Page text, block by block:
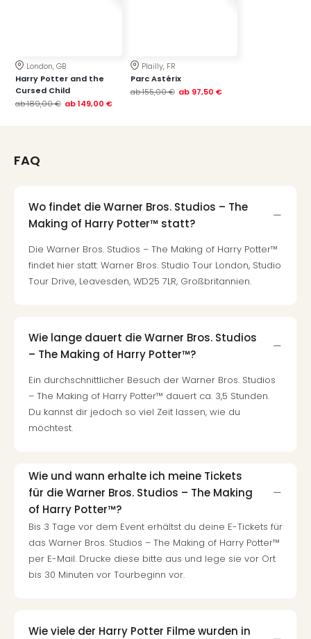
London, GB
Harry Potter and the
Cursed Child
ab189,00 € ab149,00 €
Plailly, FR
Parc Astérix
ab155,00 € ab 97,50 €
FAQ
Wo findet die Warner Bros. Studios – The
Making of Harry Potter™ statt?
Die Warner Bros. Studios – The Making of Harry Potter™
findet hier statt: Warner Bros. Studio Tour London, Studio
Tour Drive, Leavesden, WD25 7LR, Großbritannien.
Wie lange dauert die Warner Bros. Studios
– The Making of Harry Potter™?
Ein durchschnittlicher Besuch der Warner Bros. Studios
– The Making of Harry Potter™ dauert ca. 3,5 Stunden.
Du kannst dir jedoch so viel Zeit lassen, wie du
möchtest.
Wie und wann erhalte ich meine Tickets
für die Warner Bros. Studios – The Making
of Harry Potter™?
Bis 3 Tage vor dem Event erhältst du deine E-Tickets für
das Warner Bros. Studios – The Making of Harry Potter™
per E-Mail. Drucke diese bitte aus und lege sie vor Ort
bis 30 Minuten vor Tourbeginn vor.
Wie viele der Harry Potter Filme wurden in